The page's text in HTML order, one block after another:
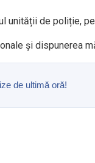
unității de poliție,
și dispunerea
de ultimă oră!